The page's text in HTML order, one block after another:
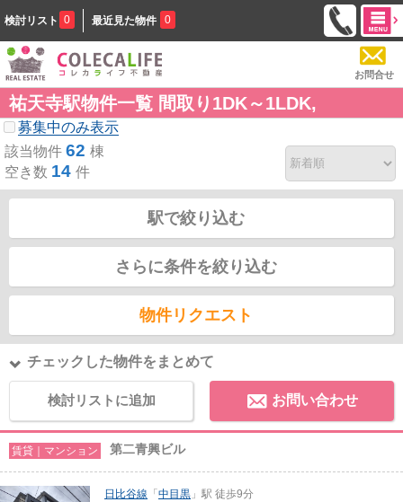
検討リスト 0 最近見た物件 0
お問合せ
祐天寺駅物件一覧 間取り1DK～1LDK,
募集中のみ表示
該当物件 62 棟
空き数 14 件
駅で絞り込む
さらに条件を絞り込む
物件リクエスト
チェックした物件をまとめて
検討リストに追加 お問い合わせ
賃貸｜マンション 第二青興ビル
日比谷線 「 中目黒 」駅 徒歩9分